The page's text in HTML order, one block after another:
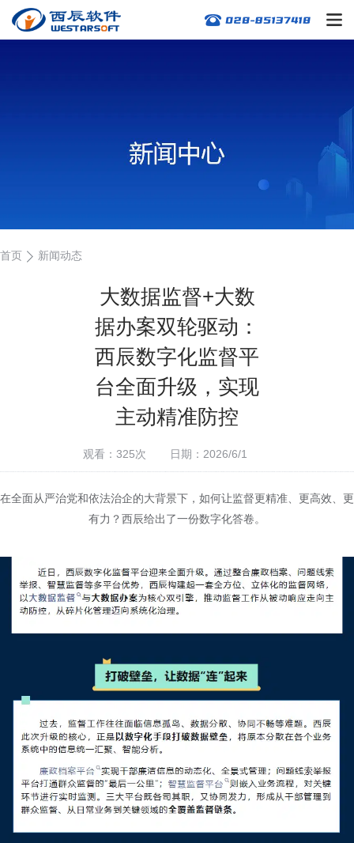
首页 新闻动态
大数据监督+大数
据办案双轮驱动：
西辰数字化监督平
台全面升级，实现
主动精准防控
观看：325次 日期：2026/6/1
在全面从严治党和依法治企的大背景下，如何让监督更精准、更高效、更
有力？西辰给出了一份数字化答卷。